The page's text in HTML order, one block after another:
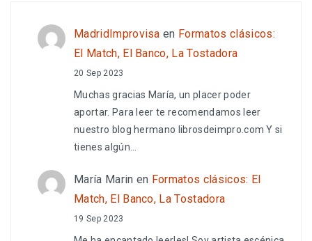
MadridImprovisa en Formatos clásicos:
El Match, El Banco, La Tostadora
20 Sep 2023
Muchas gracias María, un placer poder
aportar. Para leer te recomendamos leer
nuestro blog hermano librosdeimpro.com Y si
tienes algún…
María Marin en Formatos clásicos: El
Match, El Banco, La Tostadora
19 Sep 2023